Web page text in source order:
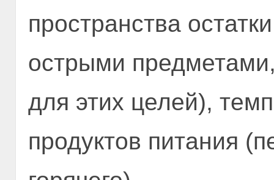
пространства
острыми
для этих целей),
продуктов питания